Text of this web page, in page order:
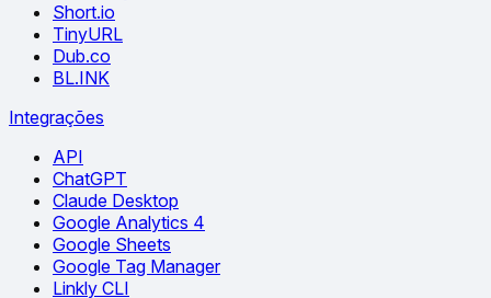
Short.io
TinyURL
Dub.co
BL.INK
Integrações
API
ChatGPT
Claude Desktop
Google Analytics 4
Google Sheets
Google Tag Manager
Linkly CLI